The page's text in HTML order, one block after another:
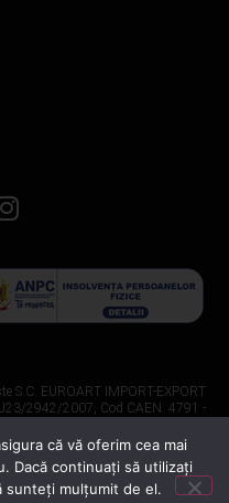
S.C. EUROART IMPORT-EXPORT
2942/2007, Cod CAEN: 4791 -
oferite deballoonline
că vă oferim cea mai
Dacă continuați să utilizați
sunteți mulțumit de el.